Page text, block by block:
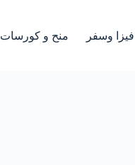
فيزا وسفر منح و كورسات